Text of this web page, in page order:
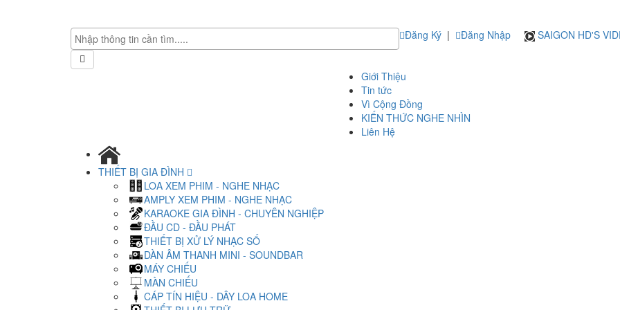
Đăng Ký | Đăng Nhập SAIGON HD'S
Giới Thiệu
Tin tức
Vì Cộng Đồng
KIẾN THỨC NGHE NHÌN
Liên Hệ
THIẾT BỊ GIA ĐÌNH
LOA XEM PHIM - NGHE NHẠC
AMPLY XEM PHIM - NGHE NHẠC
KARAOKE GIA ĐÌNH - CHUYÊN NGHIỆP
ĐẦU CD - ĐẦU PHÁT
THIẾT BỊ XỬ LÝ NHẠC SỐ
DÀN ÂM THANH MINI - SOUNDBAR
MÁY CHIẾU
MÀN CHIẾU
CÁP TÍN HIỆU - DÂY LOA HOME